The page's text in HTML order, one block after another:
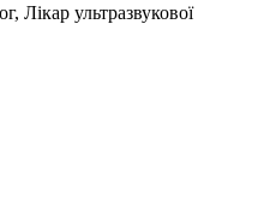
Лікар ультразвукової